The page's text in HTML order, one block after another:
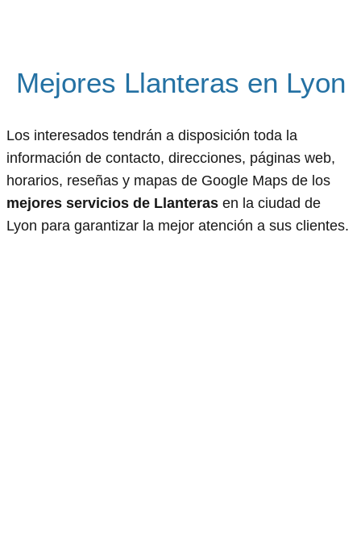
Mejores Llanteras en Lyon
Los interesados tendrán a disposición toda la
información de contacto, direcciones, páginas web,
horarios, reseñas y mapas de Google Maps de los
mejores servicios de Llanteras en la ciudad de
Lyon para garantizar la mejor atención a sus clientes.